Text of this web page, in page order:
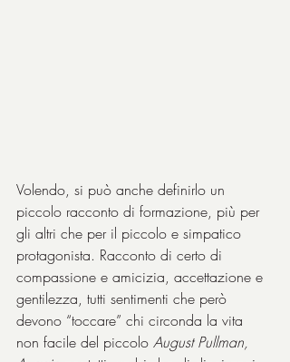
Volendo, si può anche definirlo un
piccolo racconto di formazione, più per
gli altri che per il piccolo e simpatico
protagonista. Racconto di certo di
compassione e amicizia, accettazione e
gentilezza, tutti sentimenti che però
devono “toccare” chi circonda la vita
non facile del piccolo August Pullman,